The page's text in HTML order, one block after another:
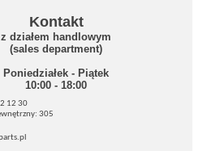
Kontakt
z działem handlowym
(sales department)
Poniedziałek - Piątek
10:00 - 18:00
12 30
305